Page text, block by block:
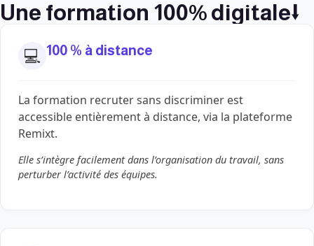
Une formation 100% digitale⭣
💻 100 % à distance
La formation recruter sans discriminer est
accessible entièrement à distance, via la plateforme
Remixt.
Elle s’intègre facilement dans l’organisation du travail, sans
perturber l’activité des équipes.